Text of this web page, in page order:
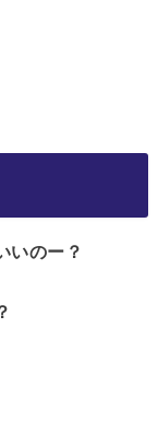
いのー？